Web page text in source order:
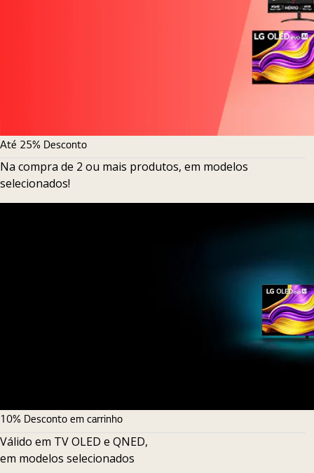
Até 25% Desconto
Na compra de 2 ou mais produtos, em modelos
selecionados!
10% Desconto em carrinho
Válido em TV OLED e QNED,
em modelos selecionados